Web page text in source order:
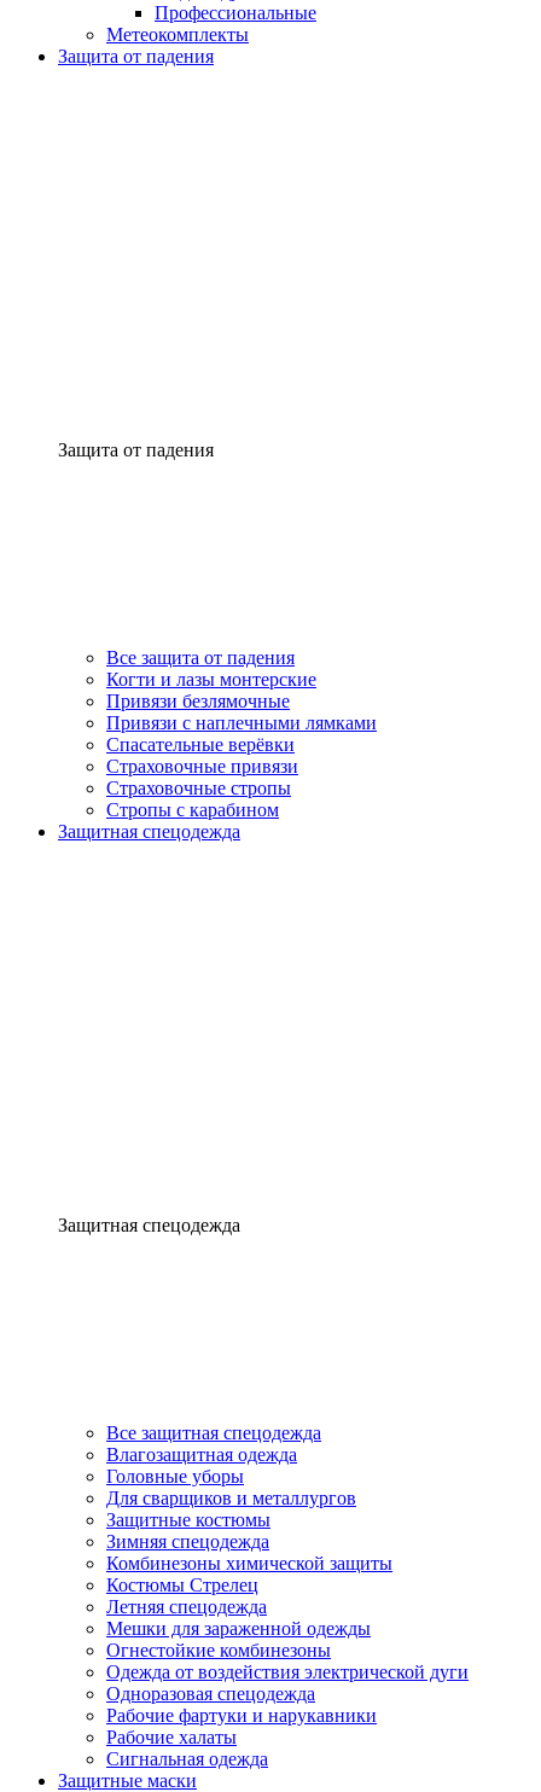
Профессиональные
Метеокомплекты
Защита от падения
Защита от падения
Все защита от падения
Когти и лазы монтерские
Привязи безлямочные
Привязи с наплечными лямками
Спасательные верёвки
Страховочные привязи
Страховочные стропы
Стропы с карабином
Защитная спецодежда
Защитная спецодежда
Все защитная спецодежда
Влагозащитная одежда
Головные уборы
Для сварщиков и металлургов
Защитные костюмы
Зимняя спецодежда
Комбинезоны химической защиты
Костюмы Стрелец
Летняя спецодежда
Мешки для зараженной одежды
Огнестойкие комбинезоны
Одежда от воздействия электрической дуги
Одноразовая спецодежда
Рабочие фартуки и нарукавники
Рабочие халаты
Сигнальная одежда
Защитные маски